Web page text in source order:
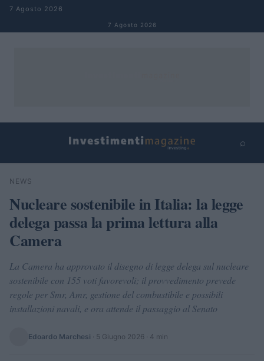
Salta al contenuto
7 Agosto 2026
7 Agosto 2026
⌕
Cerca
NEWS
Nucleare sostenibile in Italia: la legge
delega passa la prima lettura alla
Camera
La Camera ha approvato il disegno di legge delega sul nucleare
sostenibile con 155 voti favorevoli; il provvedimento prevede
regole per Smr, Amr, gestione del combustibile e possibili
installazioni navali, e ora attende il passaggio al Senato
Edoardo Marchesi · 5 Giugno 2026 · 4 min